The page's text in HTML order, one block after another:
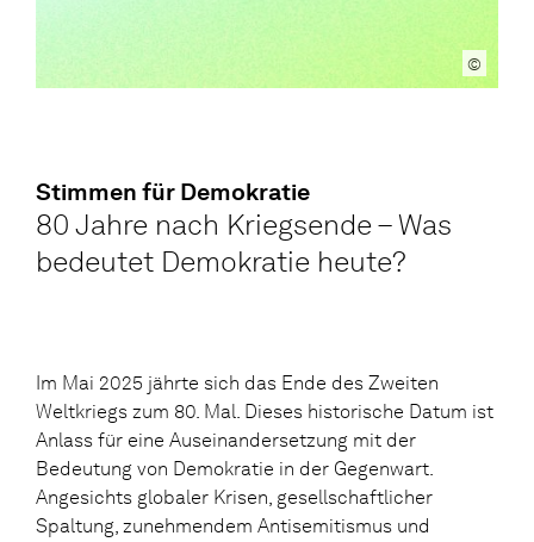
©
Stimmen für Demokratie
80 Jahre nach Kriegsende – Was
bedeutet Demokratie heute?
Im Mai 2025 jährte sich das Ende des Zweiten
Weltkriegs zum 80. Mal. Dieses historische Datum ist
Anlass für eine Auseinandersetzung mit der
Bedeutung von Demokratie in der Gegenwart.
Angesichts globaler Krisen, gesellschaftlicher
Spaltung, zunehmendem Antisemitismus und